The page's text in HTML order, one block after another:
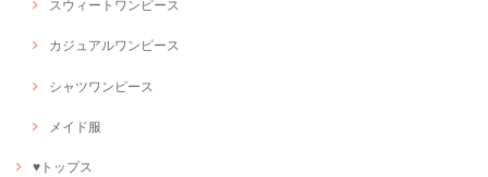
スウィートワンピース
カジュアルワンピース
シャツワンピース
メイド服
♥トップス